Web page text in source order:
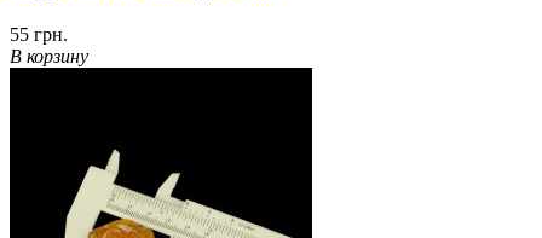
55 грн.
В корзину